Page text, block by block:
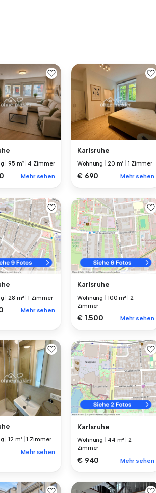
|95 m² 4 Zimmer
Mehr sehen
Karlsruhe
Wohnung 20 m² 1 Zimmer
€ 690 Mehr sehen
|28 m² |1 Zimmer
Mehr sehen
Karlsruhe
Wohnung 100 m²
2
Zimmer
€ 1.500 Mehr sehen
|12 m² |1 Zimmer
Mehr sehen
Karlsruhe
Wohnung 44 m²
2
Zimmer
€ 940 Mehr sehen